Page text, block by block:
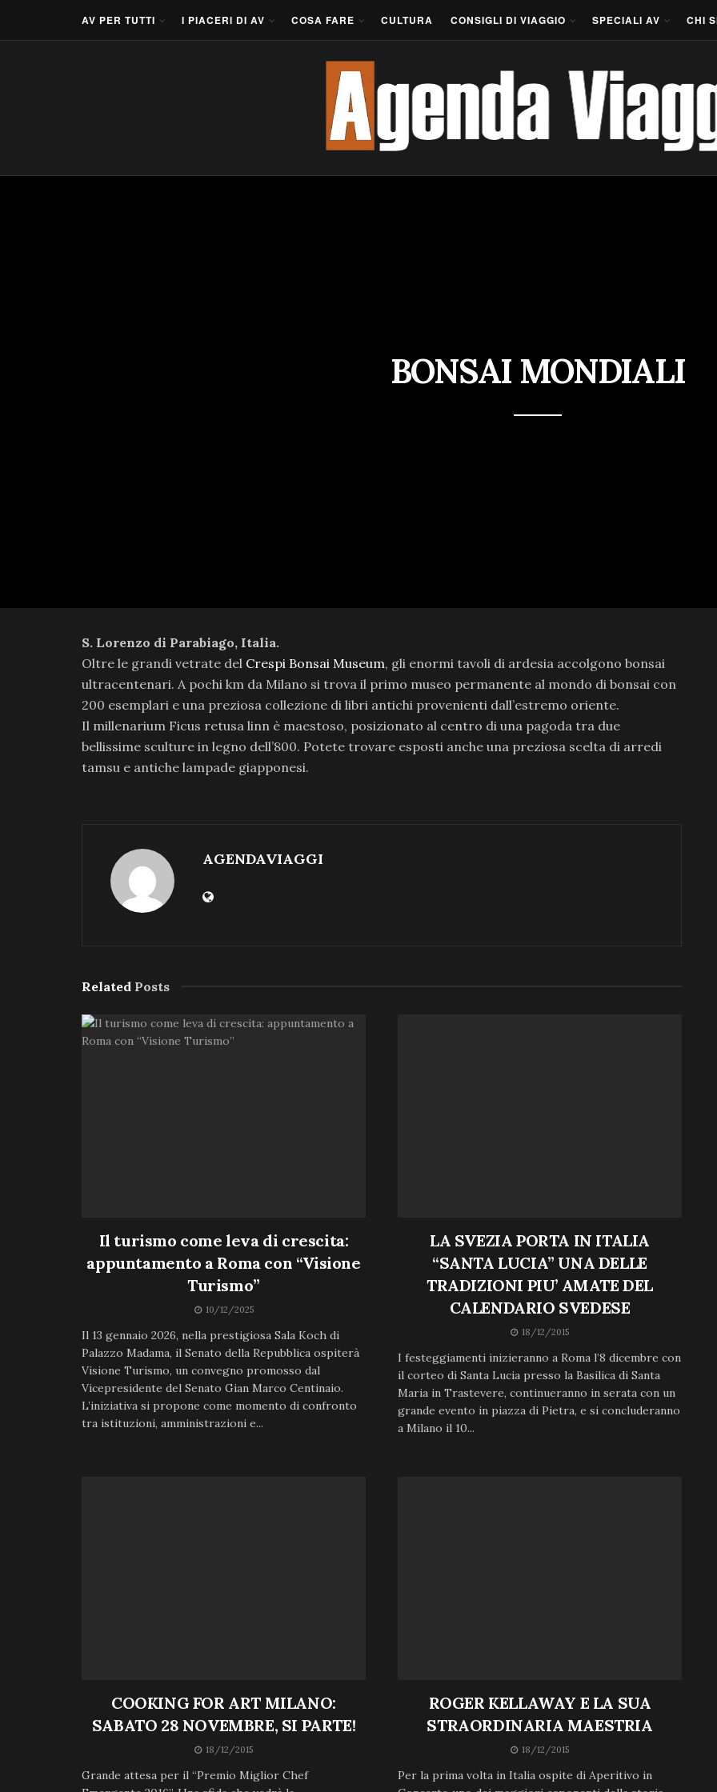
AV PER TUTTI I PIACERI DI AV COSA FARE CULTURA CONSIGLI DI VIAGGIO SPECIALI AV CHI
BONSAI MONDIALI
S. Lorenzo di Parabiago, Italia.
Oltre le grandi vetrate del Crespi Bonsai Museum, gli enormi tavoli di ardesia accolgono bonsai
ultracentenari. A pochi km da Milano si trova il primo museo permanente al mondo di bonsai con
200 esemplari e una preziosa collezione di libri antichi provenienti dall’estremo oriente.
Il millenarium Ficus retusa linn è maestoso, posizionato al centro di una pagoda tra due
bellissime sculture in legno dell’800. Potete trovare esposti anche una preziosa scelta di arredi
tamsu e antiche lampade giapponesi.
AGENDAVIAGGI
Related Posts
Il turismo come leva di crescita:
appuntamento a Roma con “Visione
Turismo”
10/12/2025
Il 13 gennaio 2026, nella prestigiosa Sala Koch di
Palazzo Madama, il Senato della Repubblica ospiterà
Visione Turismo, un convegno promosso dal
Vicepresidente del Senato Gian Marco Centinaio.
L’iniziativa si propone come momento di confronto
tra istituzioni, amministrazioni e...
LA SVEZIA PORTA IN ITALIA
“SANTA LUCIA” UNA DELLE
TRADIZIONI PIU’ AMATE DEL
CALENDARIO SVEDESE
18/12/2015
I festeggiamenti inizieranno a Roma l’8 dicembre con
il corteo di Santa Lucia presso la Basilica di Santa
Maria in Trastevere, continueranno in serata con un
grande evento in piazza di Pietra, e si concluderanno
a Milano il 10...
COOKING FOR ART MILANO:
SABATO 28 NOVEMBRE, SI PARTE!
18/12/2015
Grande attesa per il “Premio Miglior Chef
ROGER KELLAWAY E LA SUA
STRAORDINARIA MAESTRIA
18/12/2015
Per la prima volta in Italia ospite di Aperitivo in